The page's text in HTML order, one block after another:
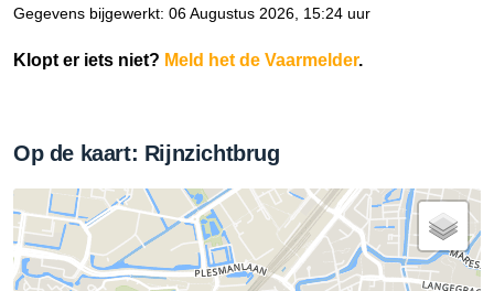
Gegevens bijgewerkt: 06 Augustus 2026, 15:24 uur
Klopt er iets niet? Meld het de Vaarmelder.
Op de kaart: Rijnzichtbrug